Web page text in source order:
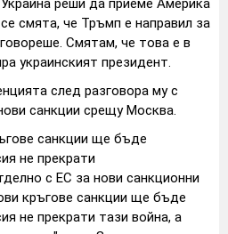
Украйна реши да приеме Америка
смята, че Тръмп е направил за
Смятам, че това е в
украинският президент.
след разговора му с
санкции срещу Москва.
санкции ще бъде
не прекрати
с ЕС за нови санкционни
кръгове санкции ще бъде
не прекрати тази война, а